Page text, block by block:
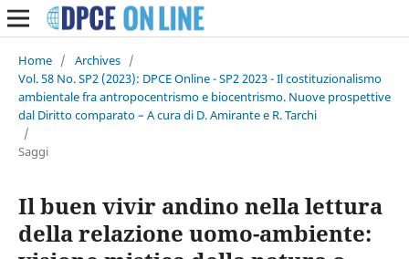
Home / Archives /
Vol. 58 No. SP2 (2023): DPCE Online - SP2 2023 - Il costituzionalismo
ambientale fra antropocentrismo e biocentrismo. Nuove prospettive
dal Diritto comparato – A cura di D. Amirante e R. Tarchi
/
Saggi
Il buen vivir andino nella lettura
della relazione uomo-ambiente: